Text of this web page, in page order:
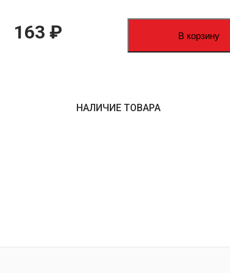
163 ₽ В корзину
НАЛИЧИЕ ТОВАРА